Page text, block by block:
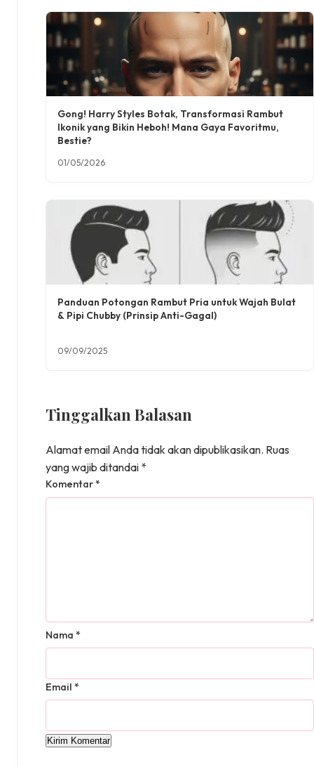
Gong! Harry Styles Botak, Transformasi Rambut
Ikonik yang Bikin Heboh! Mana Gaya Favoritmu,
Bestie?
01/05/2026
Panduan Potongan Rambut Pria untuk Wajah Bulat
& Pipi Chubby (Prinsip Anti-Gagal)
09/09/2025
Tinggalkan Balasan
Alamat email Anda tidak akan dipublikasikan. Ruas
yang wajib ditandai *
Komentar*
Nama *
Email *